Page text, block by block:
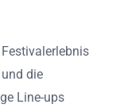
die
Line-ups